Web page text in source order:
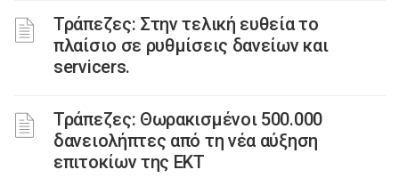
Τράπεζες: Στην τελική ευθεία το
πλαίσιο σε ρυθμίσεις δανείων και
servicers.
Τράπεζες: Θωρακισμένοι 500.000
δανειολήπτες από τη νέα αύξηση
επιτοκίων της ΕΚΤ